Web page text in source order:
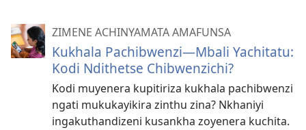
ZIMENE ACHINYAMATA AMAFUNSA
Kukhala Pachibwenzi—Mbali Yachitatu:
Kodi Ndithetse Chibwenzichi?
Kodi muyenera kupitiriza kukhala pachibwenzi
ngati mukukayikira zinthu zina? Nkhaniyi
ingakuthandizeni kusankha zoyenera kuchita.